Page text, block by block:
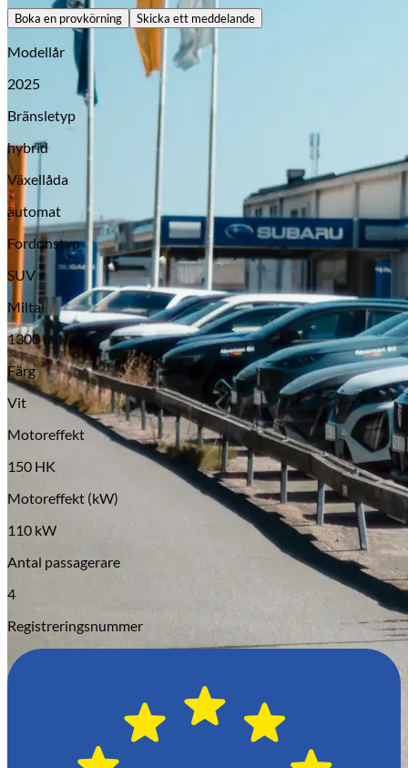
Opel
Serviceverkstad
Boka en provkörning Skicka ett meddelande
Modellår
2025
Bränsletyp
hybrid
Växellåda
automat
Fordonstyp
SUV
Miltal
1300 mil
Färg
Vit
Motoreffekt
150 HK
Motoreffekt (kW)
110 kW
Antal passagerare
4
Registreringsnummer